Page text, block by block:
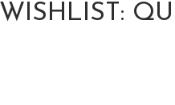
WISHLIST: